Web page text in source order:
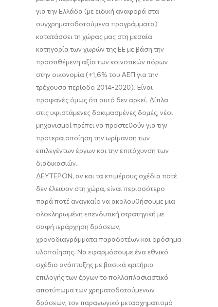
για την Ελλάδα (με ειδική αναφορά στα
συγχρηματοδοτούμενα προγράμματα)
κατατάσσει τη χώρας μας στη μεσαία
κατηγορία των χωρών της EE με βάση την
προστιθέμενη αξία των κοινοτικών πόρων
στην οικονομία (+1,6% του ΑΕΠ για την
τρέχουσα περίοδο 2014-2020). Είναι
προφανές όμως ότι αυτό δεν αρκεί. Δίπλα
στις υφιστάμενες δοκιμασμένες δομές, νέοι
μηχανισμοί πρέπει να προστεθούν για την
προτεραιοποίηση την ωρίμανση των
επιλεγέντων έργων και την επιτάχυνση των
διαδικασιών.
ΔΕΥΤΕΡΟΝ, αν και τα επιμέρους σχέδια ποτέ
δεν έλειψαν στη χώρα, είναι περισσότερο
παρά ποτέ αναγκαίο να ακολουθήσουμε μια
ολοκληρωμένη επενδυτική στρατηγική με
σαφή ιεράρχηση δράσεων,
χρονοδιαγράμματα παραδοτέων και ορόσημα
υλοποίησης. Να εφαρμόσουμε ένα εθνικό
σχέδιο ανάπτυξης με βασικά κριτήρια
επιλογής των έργων το πολλαπλασιαστικό
αποτύπωμα των χρηματοδοτούμενων
δράσεων, τον παραγωγικό μετασχηματισμό